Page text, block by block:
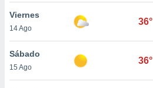
cookies
aceptar
Viernes
14 Ago
36°
Sábado
15 Ago
36°